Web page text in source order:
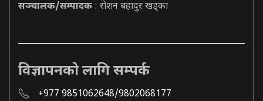
सञ्चालक/सम्पादक : रोशन बहादुर खड्का
विज्ञापनको लागि सम्पर्क
+977 9851062648/9802068177